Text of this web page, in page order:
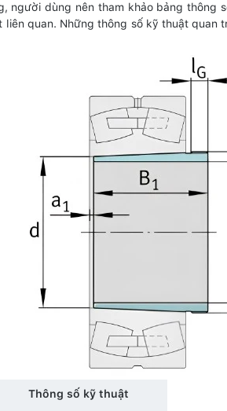
người dùng nên tham khảo bảng thông
quan. Những thông số kỹ thuật quan
Thông số kỹ thuật